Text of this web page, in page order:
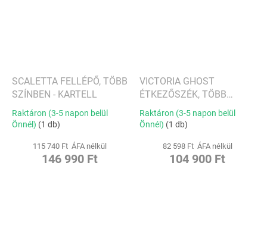
SCALETTA FELLÉPŐ, TÖBB
SZÍNBEN - KARTELL
Raktáron (3-5 napon belül
Önnél) (1 db)
115 740 Ft ÁFA nélkül
146 990 Ft
VICTORIA GHOST
ÉTKEZŐSZÉK, TÖBB
SZÍNBEN - KARTELL
Raktáron (3-5 napon belül
Önnél) (1 db)
82 598 Ft ÁFA nélkül
104 900 Ft